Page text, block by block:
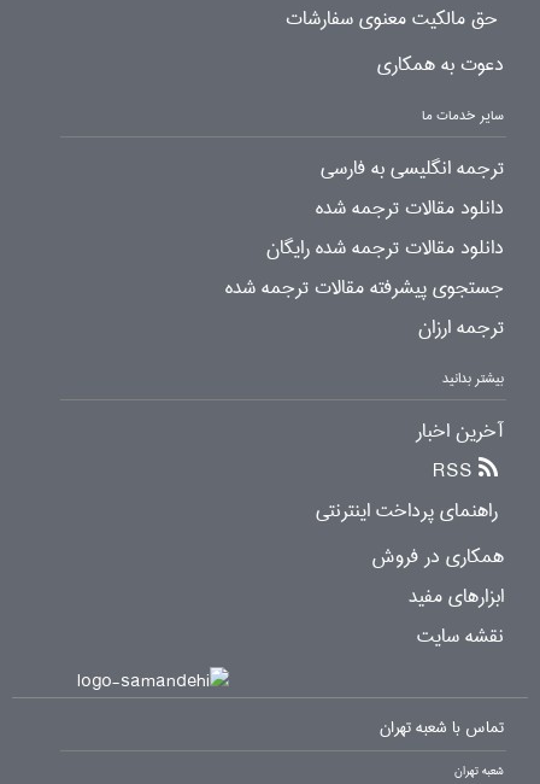
حق مالکیت معنوی سفارشات
دعوت به همکاری
سایر خدمات ما
ترجمه انگلیسی به فارسی
دانلود مقالات ترجمه شده
دانلود مقالات ترجمه شده رایگان
جستجوی پیشرفته مقالات ترجمه شده
ترجمه ارزان
بیشتر بدانید
آخرین اخبار
RSS
راهنمای پرداخت اینترنتی
همکاری در فروش
ابزارهای مفید
نقشه سایت
تماس با شعبه تهران
شعبه تهران